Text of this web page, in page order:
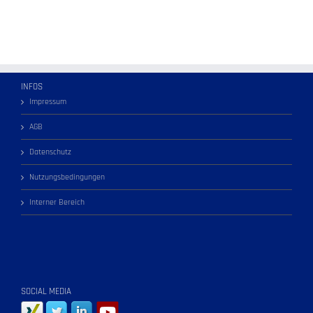
INFOS
Impressum
AGB
Datenschutz
Nutzungsbedingungen
Interner Bereich
SOCIAL MEDIA